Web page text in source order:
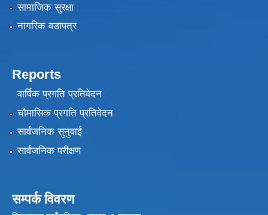
सामाजिक सुरक्षा
नागरिक वडापत्र
Reports
वार्षिक प्रगति प्रतिवेदन
चौमासिक प्रगति प्रतिवेदन
सार्वजनिक सुनुवाई
सार्वजनिक परीक्षण
सम्पर्क विवरण